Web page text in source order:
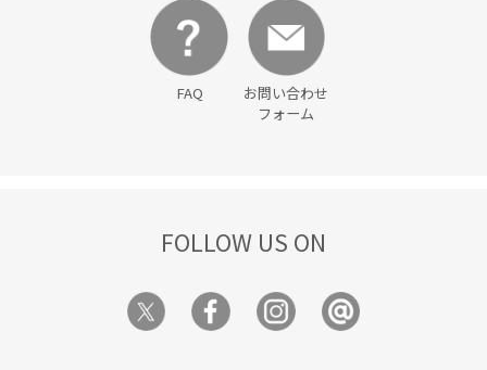
FAQ
お問い合わせ
フォーム
FOLLOW US ON